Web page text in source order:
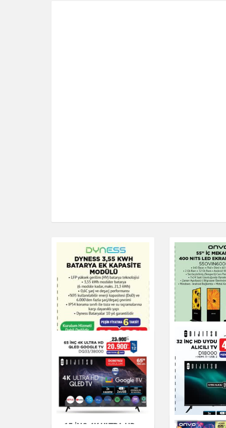
DYNESS 3,55 KWH
ONVO 55"
400 NITS
Elektronik